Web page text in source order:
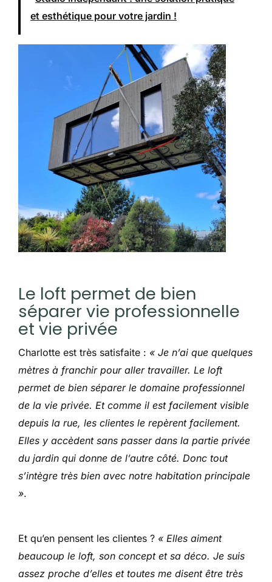
et esthétique pour votre jardin !
Le loft permet de bien
séparer vie professionnelle
et vie privée
Charlotte est très satisfaite : « Je n’ai que quelques
mètres à franchir pour aller travailler. Le loft
permet de bien séparer le domaine professionnel
de la vie privée. Et comme il est facilement visible
depuis la rue, les clientes le repèrent facilement.
Elles y accèdent sans passer dans la partie privée
du jardin qui donne de l’autre côté. Donc tout
s’intègre très bien avec notre habitation principale
».
Et qu’en pensent les clientes ? « Elles aiment
beaucoup le loft, son concept et sa déco. Je suis
assez proche d’elles et toutes me disent être très